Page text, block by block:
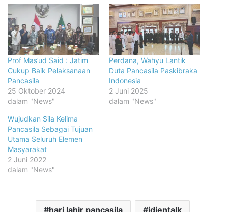
Prof Mas’ud Said : Jatim
Cukup Baik Pelaksanaan
Pancasila
25 Oktober 2024
dalam "News"
Perdana, Wahyu Lantik
Duta Pancasila Paskibraka
Indonesia
2 Juni 2025
dalam "News"
Wujudkan Sila Kelima
Pancasila Sebagai Tujuan
Utama Seluruh Elemen
Masyarakat
2 Juni 2022
dalam "News"